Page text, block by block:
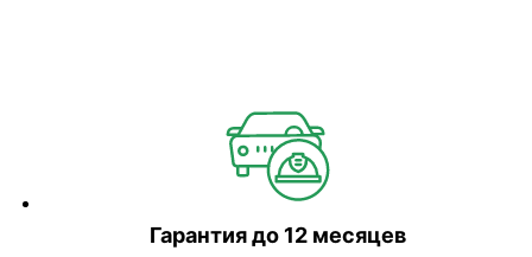
Гарантия до 12 месяцев